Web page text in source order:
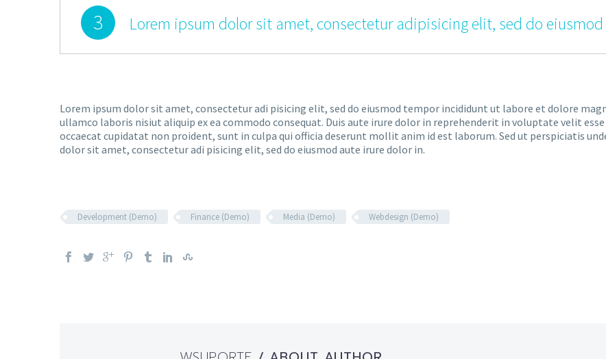
3 Lorem ipsum dolor sit amet, consectetur adipisicing elit, sed do eiusmod
Lorem ipsum dolor sit amet, consectetur adi pisicing elit, sed do eiusmod tempor incididunt ut labore et dolore
ullamco laboris nisiut aliquip ex ea commodo consequat. Duis aute irure dolor in reprehenderit in voluptate velit
occaecat cupidatat non proident, sunt in culpa qui officia deserunt mollit anim id est laborum. Sed ut perspiciatis
dolor sit amet, consectetur adi pisicing elit, sed do eiusmod aute irure dolor in.
Development (Demo) Finance (Demo) Media (Demo) Webdesign (Demo)